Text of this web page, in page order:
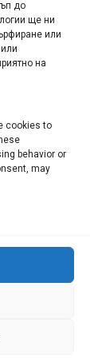
до
ще ни
или
на
cookies to
behavior or
may